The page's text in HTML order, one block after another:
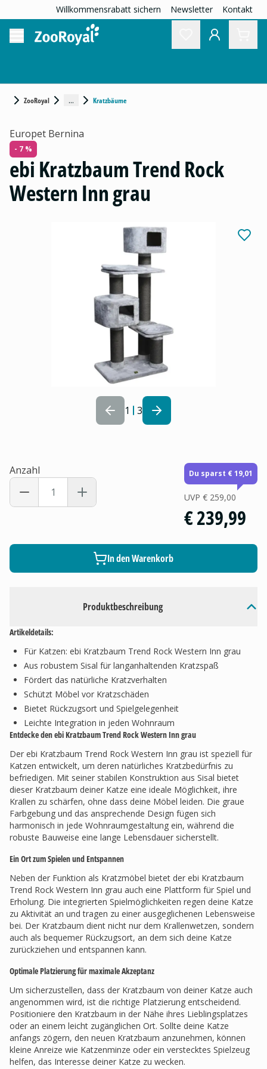
Willkommensrabatt sichern Newsletter Kontakt
ZooRoyal ... Kratzbäume
1 3
Produktbeschreibung
Artikeldetails:
Für Katzen: ebi Kratzbaum Trend Rock Western Inn grau
Aus robustem Sisal für langanhaltenden Kratzspaß
Fördert das natürliche Kratzverhalten
Schützt Möbel vor Kratzschäden
Bietet Rückzugsort und Spielgelegenheit
Leichte Integration in jeden Wohnraum
Entdecke den ebi Kratzbaum Trend Rock Western Inn grau
Der ebi Kratzbaum Trend Rock Western Inn grau ist speziell für
Katzen entwickelt, um deren natürliches Kratzbedürfnis zu
befriedigen. Mit seiner stabilen Konstruktion aus Sisal bietet
dieser Kratzbaum deiner Katze eine ideale Möglichkeit, ihre
Krallen zu schärfen, ohne dass deine Möbel leiden. Die graue
Farbgebung und das ansprechende Design fügen sich
harmonisch in jede Wohnraumgestaltung ein, während die
robuste Bauweise eine lange Lebensdauer sicherstellt.
Ein Ort zum Spielen und Entspannen
Neben der Funktion als Kratzmöbel bietet der ebi Kratzbaum
Trend Rock Western Inn grau auch eine Plattform für Spiel und
Erholung. Die integrierten Spielmöglichkeiten regen deine Katze
zu Aktivität an und tragen zu einer ausgeglichenen Lebensweise
bei. Der Kratzbaum dient nicht nur dem Krallenwetzen, sondern
auch als bequemer Rückzugsort, an dem sich deine Katze
zurückziehen und entspannen kann.
Optimale Platzierung für maximale Akzeptanz
Um sicherzustellen, dass der Kratzbaum von deiner Katze auch
angenommen wird, ist die richtige Platzierung entscheidend.
Positioniere den Kratzbaum in der Nähe ihres Lieblingsplatzes
oder an einem leicht zugänglichen Ort. Sollte deine Katze
anfangs zögern, den neuen Kratzbaum anzunehmen, können
kleine Anreize wie Katzenminze oder ein verstecktes Spielzeug
helfen, das Interesse deiner Katze zu wecken.
Europet Bernina
- 7 %
ebi Kratzbaum Trend Rock
Western Inn grau
Anzahl Du sparst € 19,01
UVP € 259,00
€ 239,99
In den Warenkorb